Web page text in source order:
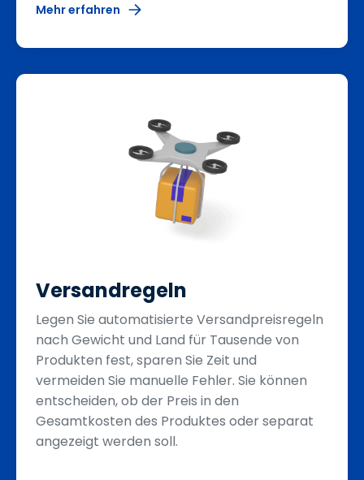
Mehr erfahren
Versandregeln
Legen Sie automatisierte Versandpreisregeln
nach Gewicht und Land für Tausende von
Produkten fest, sparen Sie Zeit und
vermeiden Sie manuelle Fehler. Sie können
entscheiden, ob der Preis in den
Gesamtkosten des Produktes oder separat
angezeigt werden soll.